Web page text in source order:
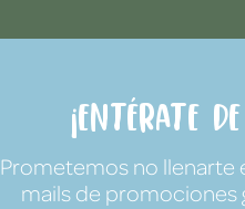
¡Entérate
Prometemos no llenarte
mails de promociones